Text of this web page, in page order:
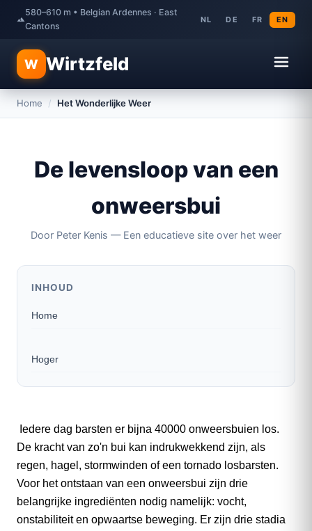
580–610 m • Belgian Ardennes · East
Cantons
NL DE FR EN
W Wirtzfeld
Home / Het Wonderlijke Weer
De levensloop van een
onweersbui
Door Peter Kenis — Een educatieve site over het weer
INHOUD
Home
Hoger
Iedere dag barsten er bijna 40000 onweersbuien los.
De kracht van zo'n bui kan indrukwekkend zijn, als
regen, hagel, stormwinden of een tornado losbarsten.
Voor het ontstaan van een onweersbui zijn drie
belangrijke ingrediënten nodig namelijk: vocht,
onstabiliteit en opwaartse beweging. Er zijn drie stadia